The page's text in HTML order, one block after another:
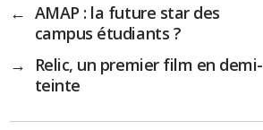
← AMAP : la future star des
campus étudiants ?
→
Relic, un premier film en demi-
teinte